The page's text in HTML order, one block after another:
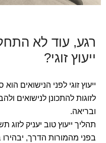
רגע, עוד לא
ייעוץ זוגי?
ייעוץ זוגי לפני הנישואים
לזוגות להתכונן לנישואים
ובריאה.
תהליך ייעוץ טוב יעניק לזוג
בפני מהמורות הדרך, יבהירו